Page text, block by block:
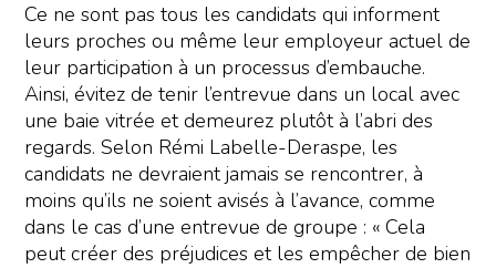
Ce ne sont pas tous les candidats qui informent
leurs proches ou même leur employeur actuel de
leur participation à un processus d’embauche.
Ainsi, évitez de tenir l’entrevue dans un local avec
une baie vitrée et demeurez plutôt à l’abri des
regards. Selon Rémi Labelle-Deraspe, les
candidats ne devraient jamais se rencontrer, à
moins qu’ils ne soient avisés à l’avance, comme
dans le cas d’une entrevue de groupe : « Cela
peut créer des préjudices et les empêcher de bien